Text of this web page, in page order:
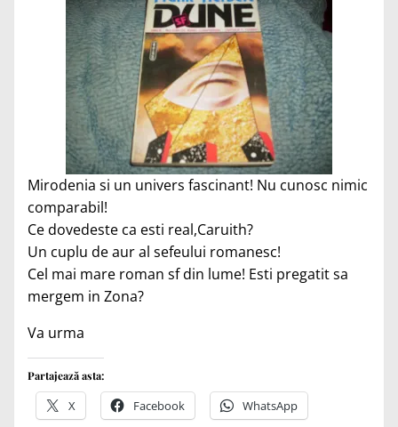
Mirodenia si un univers fascinant! Nu cunosc nimic
comparabil!
Ce dovedeste ca esti real,Caruith?
Un cuplu de aur al sefeului romanesc!
Cel mai mare roman sf din lume! Esti pregatit sa
mergem in Zona?
Va urma
Partajează asta:
X Facebook WhatsApp